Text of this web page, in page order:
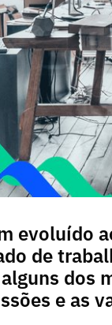
evoluído
de
dos
e as